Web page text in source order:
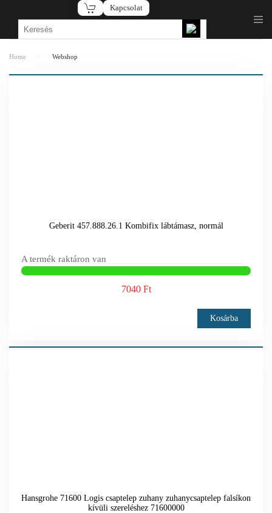
Fő tartalom átugrása
Kapcsolat
Home Webshop
Geberit 457.888.26.1 Kombifix lábtámasz, normál
A termék raktáron van
7040 Ft
Kosárba
Hansgrohe 71600 Logis csaptelep zuhany zuhanycsaptelep falsíkon
kívüli szereléshez 71600000